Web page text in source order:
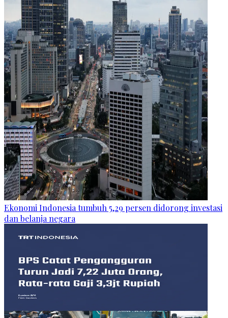
Ekonomi Indonesia tumbuh 5,29 persen didorong investasi
dan belanja negara